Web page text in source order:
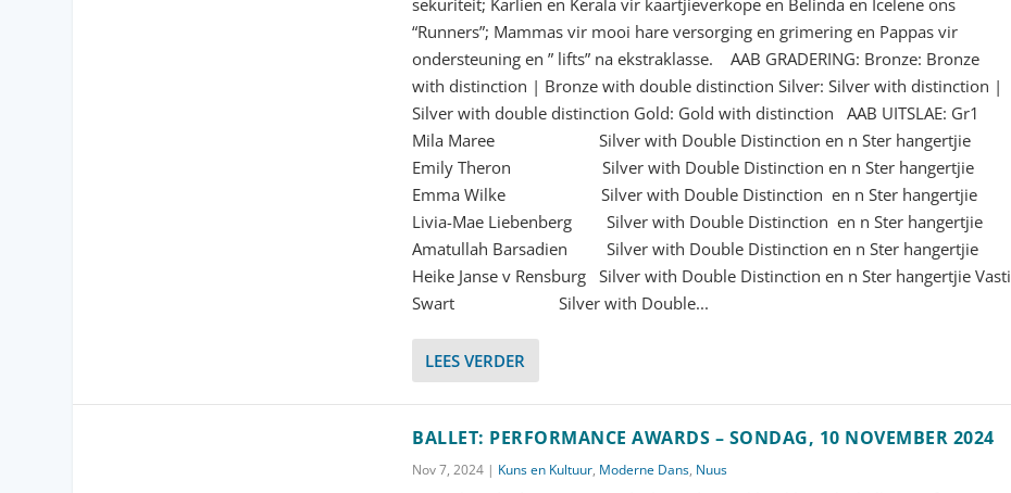
sekuriteit; Karlien en Kerala vir kaartjieverkope en Belinda en Icelene ons
“Runners”; Mammas vir mooi hare versorging en grimering en Pappas vir
ondersteuning en ” lifts” na ekstraklasse. AAB GRADERING: Bronze: Bronze
with distinction | Bronze with double distinction Silver: Silver with distinction |
Silver with double distinction Gold: Gold with distinction AAB UITSLAE: Gr1
Mila Maree Silver with Double Distinction en n Ster hangertjie
Emily Theron Silver with Double Distinction en n Ster hangertjie
Emma Wilke Silver with Double Distinction en n Ster hangertjie
Livia-Mae Liebenberg Silver with Double Distinction en n Ster hangertjie
Amatullah Barsadien Silver with Double Distinction en n Ster hangertjie
Heike Janse v Rensburg Silver with Double Distinction en n Ster hangertjie Vasti
Swart Silver with Double...
LEES VERDER
BALLET: PERFORMANCE AWARDS – SONDAG, 10 NOVEMBER 2024
Nov 7, 2024 | Kuns en Kultuur, Moderne Dans, Nuus